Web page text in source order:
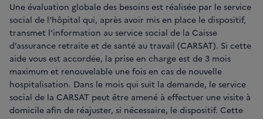
Une évaluation globale des besoins est réalisée par le service
social de l’hôpital qui, après avoir mis en place le dispositif,
transmet l’information au service social de la Caisse
d’assurance retraite et de santé au travail (CARSAT). Si cette
aide vous est accordée, la prise en charge est de 3 mois
maximum et renouvelable une fois en cas de nouvelle
hospitalisation. Dans le mois qui suit la demande, le service
social de la CARSAT peut être amené à effectuer une visite à
domicile afin de réajuster, si nécessaire, le dispositif. Cette